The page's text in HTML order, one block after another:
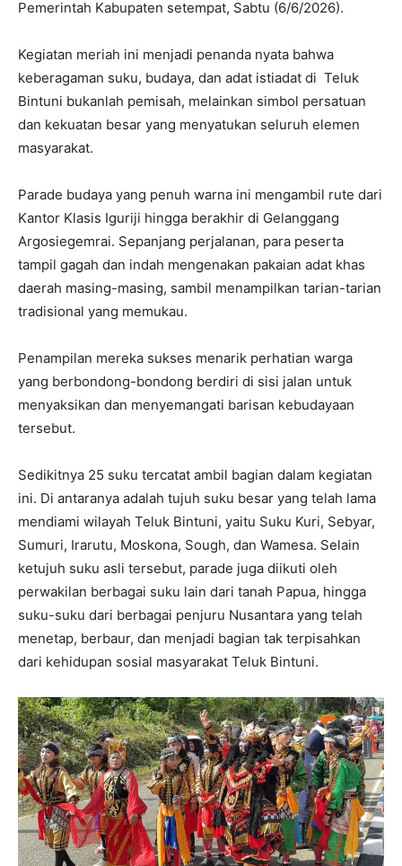
Pemerintah Kabupaten setempat, Sabtu (6/6/2026).
Kegiatan meriah ini menjadi penanda nyata bahwa
keberagaman suku, budaya, dan adat istiadat di Teluk
Bintuni bukanlah pemisah, melainkan simbol persatuan
dan kekuatan besar yang menyatukan seluruh elemen
masyarakat.
Parade budaya yang penuh warna ini mengambil rute dari
Kantor Klasis Iguriji hingga berakhir di Gelanggang
Argosiegemrai. Sepanjang perjalanan, para peserta
tampil gagah dan indah mengenakan pakaian adat khas
daerah masing-masing, sambil menampilkan tarian-tarian
tradisional yang memukau.
Penampilan mereka sukses menarik perhatian warga
yang berbondong-bondong berdiri di sisi jalan untuk
menyaksikan dan menyemangati barisan kebudayaan
tersebut.
Sedikitnya 25 suku tercatat ambil bagian dalam kegiatan
ini. Di antaranya adalah tujuh suku besar yang telah lama
mendiami wilayah Teluk Bintuni, yaitu Suku Kuri, Sebyar,
Sumuri, Irarutu, Moskona, Sough, dan Wamesa. Selain
ketujuh suku asli tersebut, parade juga diikuti oleh
perwakilan berbagai suku lain dari tanah Papua, hingga
suku-suku dari berbagai penjuru Nusantara yang telah
menetap, berbaur, dan menjadi bagian tak terpisahkan
dari kehidupan sosial masyarakat Teluk Bintuni.